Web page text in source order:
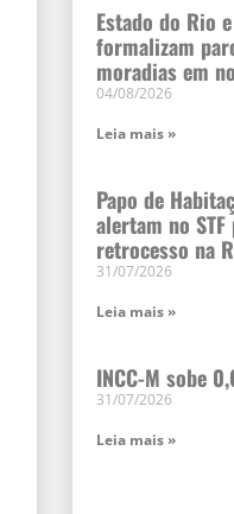
Estado do Rio
formalizam
moradias em
04/08/2026
Leia mais »
Papo de
alertam no
retrocesso na
31/07/2026
Leia mais »
INCC-M sobe
31/07/2026
Leia mais »